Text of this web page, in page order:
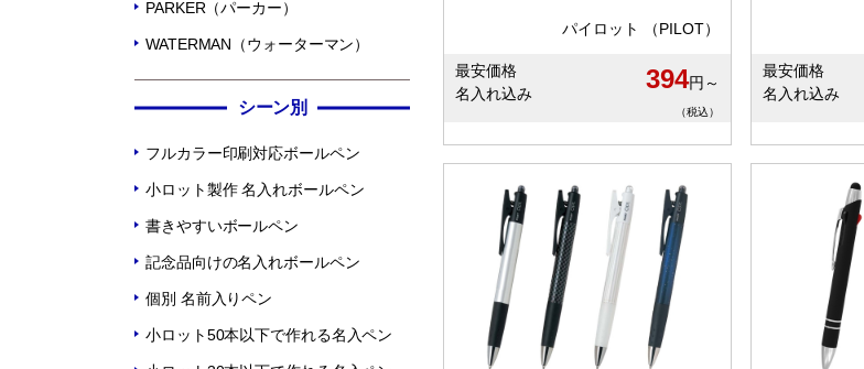
PARKER（パーカー）
WATERMAN（ウォーターマン）
シーン別
フルカラー印刷対応ボールペン
小ロット製作 名入れボールペン
書きやすいボールペン
記念品向けの名入れボールペン
個別 名前入りペン
小ロット50本以下で作れる名入ペン
パイロット （PILOT）
最安価格
名入れ込み
394円～
（税込）
最安価格
名入れ込み